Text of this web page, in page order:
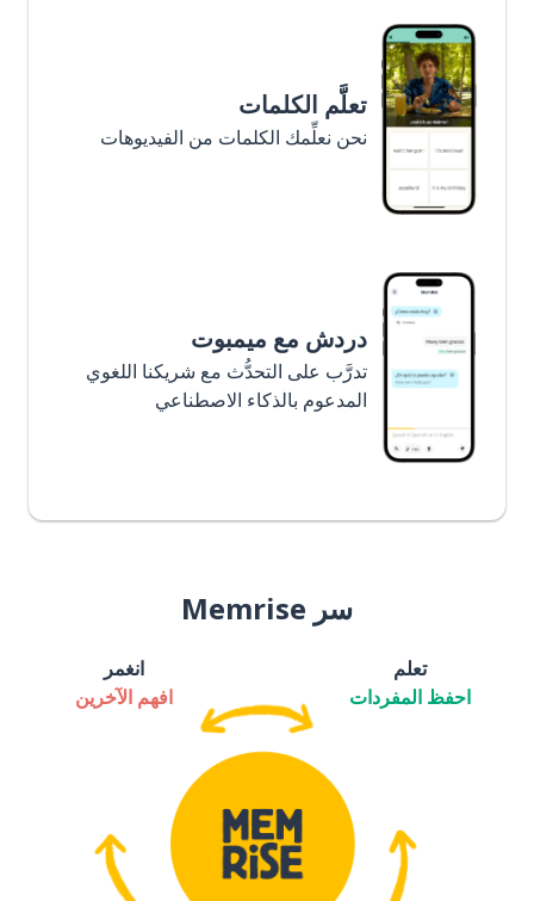
تعلَّم الكلمات
نحن نعلِّمك الكلمات من الفيديوهات
دردش مع ميمبوت
تدرَّب على التحدُّث مع شريكنا اللغوي
المدعوم بالذكاء الاصطناعي
سر Memrise
تعلم
احفظ المفردات
انغمر
افهم الآخرين